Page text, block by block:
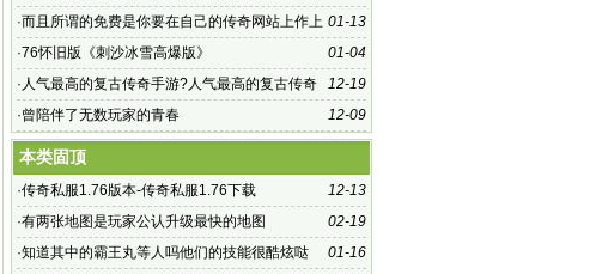
战战2、影子传奇手游
01-13
·而且所谓的免费是你要在自己的传奇网站上作上
他这个
01-04
·76怀旧版《刺沙冰雪高爆版》
12-19
· 人气最高的复古传奇手游?人气最高的复古传奇
手游,喜欢玩传奇的小
12-09
·曾陪伴了无数玩家的青春
本类固顶
12-13
·传奇私服1.76版本-传奇私服1.76下载
02-19
·有两张地图是玩家公认升级最快的地图
01-16
·知道其中的霸王丸等人吗他们的技能很酷炫哒